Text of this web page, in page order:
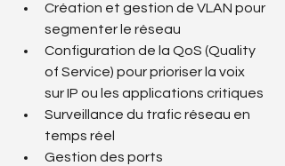
Création et gestion de VLAN pour
segmenter le réseau
Configuration de la QoS (Quality
of Service) pour prioriser la voix
sur IP ou les applications critiques
Surveillance du trafic réseau en
temps réel
Gestion des ports